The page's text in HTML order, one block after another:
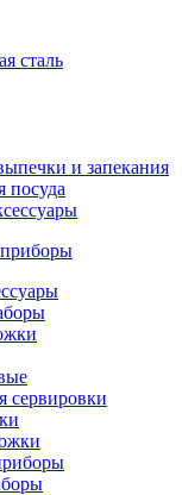
сталь
и запекания
посуда
сервировки